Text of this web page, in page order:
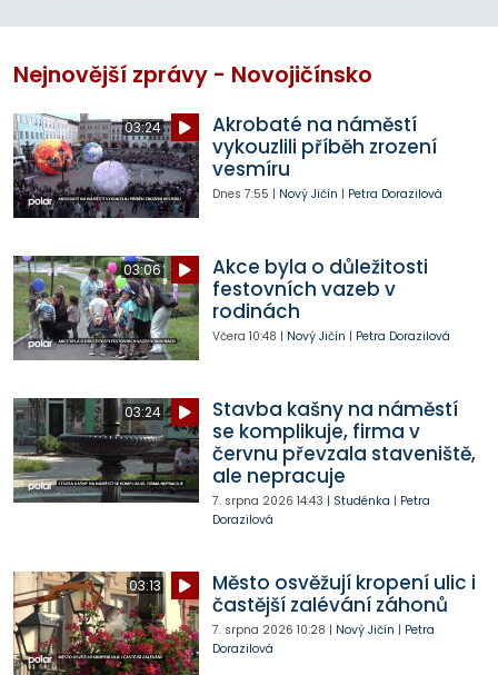
Nejnovější zprávy - Novojičínsko
03:24
Akrobaté na náměstí
vykouzlili příběh zrození
vesmíru
Dnes 7:55 | Nový Jičín | Petra Dorazilová
03:06
Akce byla o důležitosti
festovních vazeb v
rodinách
Včera 10:48 | Nový Jičín | Petra Dorazilová
03:24
Stavba kašny na náměstí
se komplikuje, firma v
červnu převzala staveniště,
ale nepracuje
7. srpna 2026 14:43 | Studénka | Petra
Dorazilová
03:13
Město osvěžují kropení ulic i
častější zalévání záhonů
7. srpna 2026 10:28 | Nový Jičín | Petra
Dorazilová